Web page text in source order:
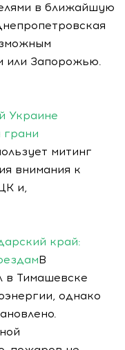
в ближайшую
или Запорожью.
Украине
грани
митинг
внимания к
и,
край:
В
в Тимашевске
однако